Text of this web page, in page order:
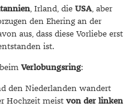
, Irland, die USA, aber
den Ehering an der
aus, dass diese Vorliebe erst
ist.
Verlobungsring:
den Niederlanden wandert
Hochzeit meist von der linken